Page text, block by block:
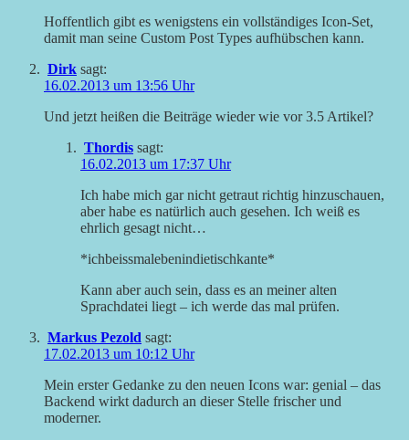
Hoffentlich gibt es wenigstens ein vollständiges Icon-Set,
damit man seine Custom Post Types aufhübschen kann.
Dirk sagt:
16.02.2013 um 13:56 Uhr
Und jetzt heißen die Beiträge wieder wie vor 3.5 Artikel?
Thordis sagt:
16.02.2013 um 17:37 Uhr
Ich habe mich gar nicht getraut richtig hinzuschauen,
aber habe es natürlich auch gesehen. Ich weiß es
ehrlich gesagt nicht…
*ichbeissmalebenindietischkante*
Kann aber auch sein, dass es an meiner alten
Sprachdatei liegt – ich werde das mal prüfen.
Markus Pezold sagt:
17.02.2013 um 10:12 Uhr
Mein erster Gedanke zu den neuen Icons war: genial – das
Backend wirkt dadurch an dieser Stelle frischer und
moderner.